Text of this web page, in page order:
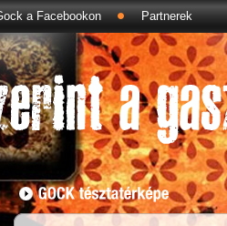
a Facebookon Partnerek